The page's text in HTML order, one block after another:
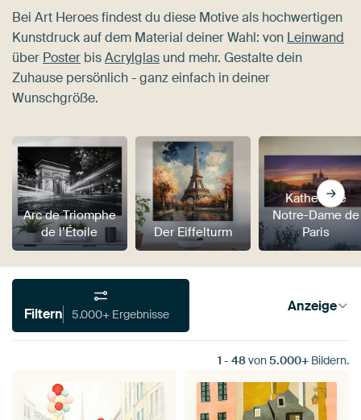
Bei Art Heroes findest du diese Motive als hochwertigen
Kunstdruck auf dem Material deiner Wahl: von Leinwand
über Poster bisAcrylglas und mehr. Gestalte dein
Zuhause persönlich - ganz einfach in deiner
Wunschgröße.
Arc de Triomphe
de l’Étoile
Der Eiffelturm
Kathedrale
Notre-Dame de
Paris
Filtern 5.000+ Ergebnisse Anzeige
1 - 48von5.000+ Bildern.